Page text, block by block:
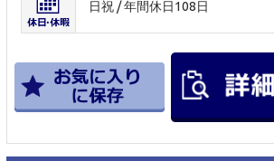
日祝 / 年間休日108日